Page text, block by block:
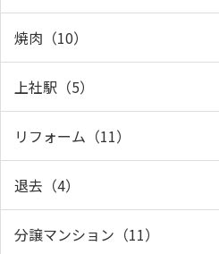
焼肉（10）
上社駅（5）
リフォーム（11）
退去（4）
分譲マンション（11）